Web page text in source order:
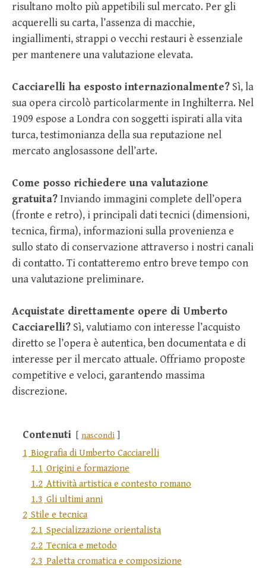
risultano molto più appetibili sul mercato. Per gli
acquerelli su carta, l’assenza di macchie,
ingiallimenti, strappi o vecchi restauri è essenziale
per mantenere una valutazione elevata.
Cacciarelli ha esposto internazionalmente? Sì, la
sua opera circolò particolarmente in Inghilterra. Nel
1909 espose a Londra con soggetti ispirati alla vita
turca, testimonianza della sua reputazione nel
mercato anglosassone dell’arte.
Come posso richiedere una valutazione
gratuita?Inviando immagini complete dell’opera
(fronte e retro), i principali dati tecnici (dimensioni,
tecnica, firma), informazioni sulla provenienza e
sullo stato di conservazione attraverso i nostri canali
di contatto. Ti contatteremo entro breve tempo con
una valutazione preliminare.
Acquistate direttamente opere di Umberto
Cacciarelli? Sì, valutiamo con interesse l’acquisto
diretto se l’opera è autentica, ben documentata e di
interesse per il mercato attuale. Offriamo proposte
competitive e veloci, garantendo massima
discrezione.
Contenuti nascondi
1 Biografia di Umberto Cacciarelli
1.1 Origini e formazione
1.2 Attività artistica e contesto romano
1.3 Gli ultimi anni
2 Stile e tecnica
2.1 Specializzazione orientalista
2.2 Tecnica e metodo
2.3 Paletta cromatica e composizione